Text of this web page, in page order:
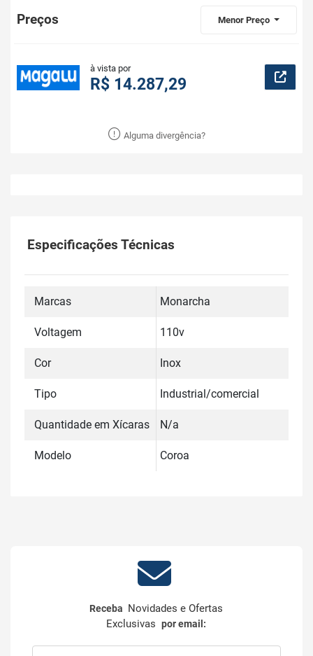
Preços Menor Preço
à vista por
R$ 14.287,29
Alguma divergência?
Especificações Técnicas
Marcas Monarcha
Voltagem 110v
Cor Inox
Tipo Industrial/comercial
Quantidade em Xícaras N/a
Modelo Coroa
Receba Novidades e Ofertas
Exclusivaspor email: